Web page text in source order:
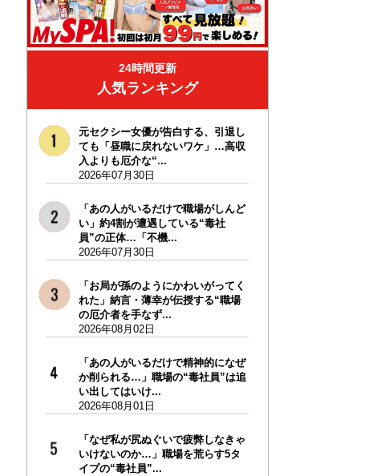
24時間更新
人気ランキング
元セクシー女優が告白する、引退し
ても「昼職に戻れないワケ」…高収
入よりも厄介な“...
2026年07月30日
「あの人がいるだけで職場がしんど
い」約4割が遭遇している“毒社
員”の正体…「不機...
2026年07月30日
「お局が孫のようにかわいがってく
れた」納言・薄幸が伝授する“職場
の厄介者を手なず...
2026年08月02日
「あの人がいるだけで精神的になぜ
か削られる…」職場の“毒社員”は追
い出してはいけ...
2026年08月01日
「なぜ私が尻ぬぐいで疲弊しなきゃ
いけないのか…」職場を荒らす5タ
イプの“毒社員”...